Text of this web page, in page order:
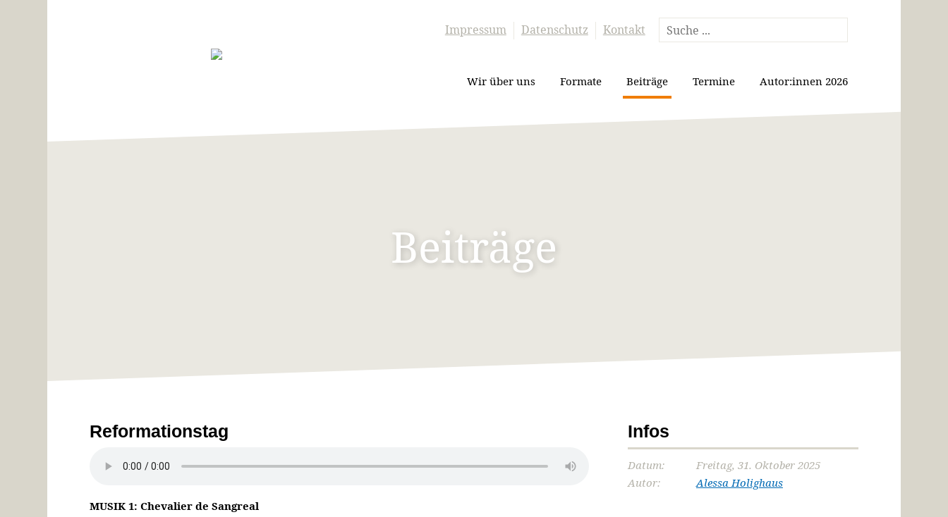
Impressum Datenschutz Kontakt
Wir über uns Formate Beiträge Termine Autor:innen 2026
Beiträge
Reformationstag
MUSIK 1: Chevalier de Sangreal
Infos
Datum:
Freitag, 31. Oktober 2025
Autor:
Alessa Holighaus